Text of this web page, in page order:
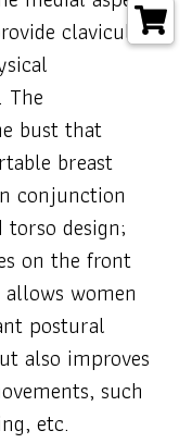
clavicular
The
bust that
breast
conjunction
design;
on the front
women
postural
also improves
such
etc.